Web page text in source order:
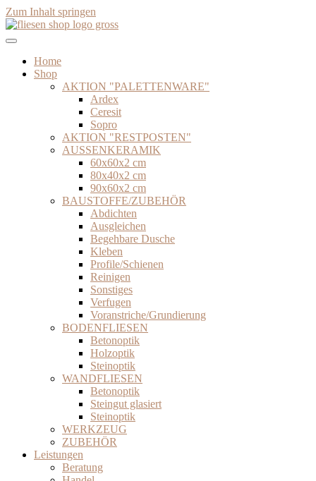
Zum Inhalt springen
Home
Shop
AKTION "PALETTENWARE"
Ardex
Ceresit
Sopro
AKTION "RESTPOSTEN"
AUSSENKERAMIK
60x60x2 cm
80x40x2 cm
90x60x2 cm
BAUSTOFFE/ZUBEHÖR
Abdichten
Ausgleichen
Begehbare Dusche
Kleben
Profile/Schienen
Reinigen
Sonstiges
Verfugen
Voranstriche/Grundierung
BODENFLIESEN
Betonoptik
Holzoptik
Steinoptik
WANDFLIESEN
Betonoptik
Steingut glasiert
Steinoptik
WERKZEUG
ZUBEHÖR
Leistungen
Beratung